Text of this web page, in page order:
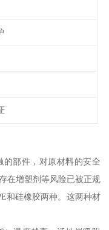
的部件，对原材料的安全
在增塑剂等风险已被正规
和硅橡胶两种。这两种材